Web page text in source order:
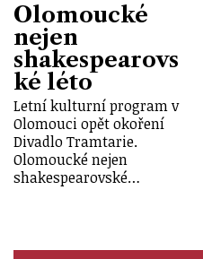
Olomoucké
nejen
shakespearovs
ké léto
Letní kulturní program v
Olomouci opět okoření
Divadlo Tramtarie.
Olomoucké nejen
shakespearovské…